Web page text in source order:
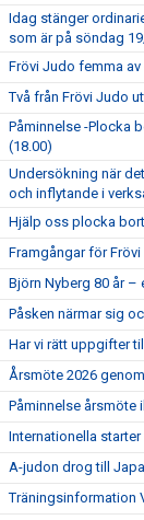
Idag stänger
som är på söndag
Frövi Judo femma
Två från Frövi Judo
Påminnelse -Plocka
(18.00)
Undersökning när
och inflytande i
Hjälp oss plocka
Framgångar för Frövi
Björn Nyberg 80 år –
Påsken närmar sig
Har vi rätt uppgifter
Årsmöte 2026
Påminnelse årsmöte
Internationella
A-judon drog till
Träningsinformation